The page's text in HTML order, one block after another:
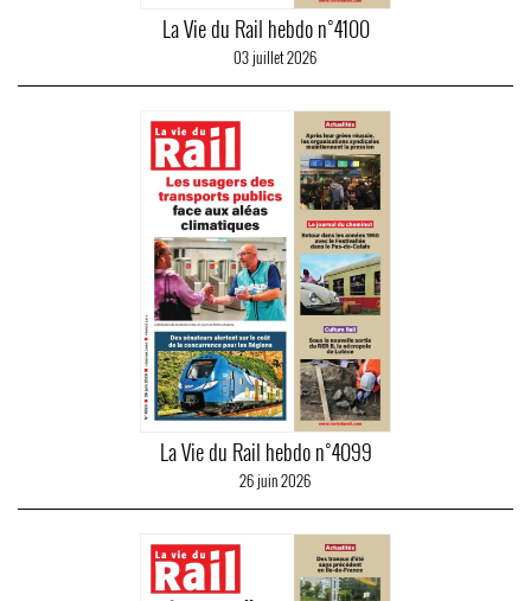
La Vie du Rail hebdo n°4100
03 juillet 2026
La Vie du Rail hebdo n°4099
26 juin 2026